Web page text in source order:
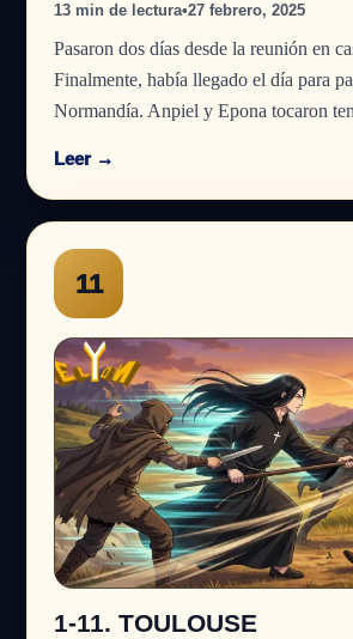
13 min de lectura•27 febrero, 2025
Pasaron dos días desde la reunión en
Finalmente, había llegado el día para
Normandía. Anpiel y Epona tocaron
Leer →
11
1-11. TOULOUSE